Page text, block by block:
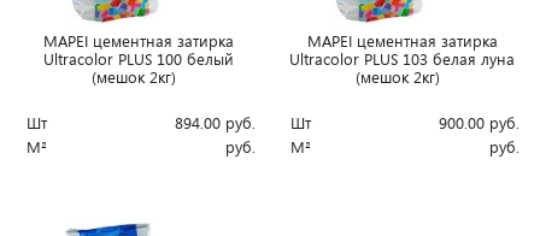
MAPEI цементная затирка
Ultracolor PLUS 100 белый
(мешок 2кг)
Шт 894.00 руб.
М²
руб.
MAPEI цементная затирка
Ultracolor PLUS 103 белая луна
(мешок 2кг)
Шт 900.00 руб.
М²
руб.